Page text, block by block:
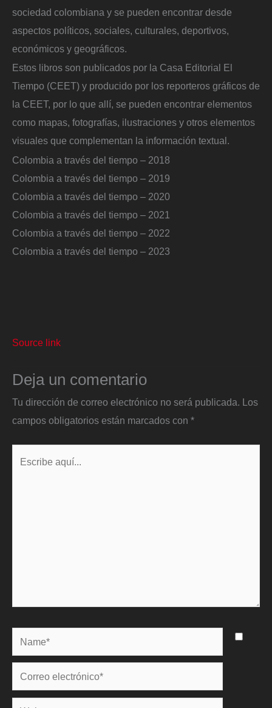
sociedad colombiana y se pueden encontrar desde
aspectos políticos, sociales, culturales, deportivos,
económicos y geográficos.
Estos libros son publicados por la Casa Editorial El
Tiempo (CEET) y producido por los reporteros gráficos de
la CEET, por lo que allí, se pueden encontrar elementos
como mapas, fotografías, ilustraciones y otros elementos
visuales que complementan la información textual.
Colombia a través del tiempo – 2018
Colombia a través del tiempo – 2019
Colombia a través del tiempo – 2020
Colombia a través del tiempo – 2021
Colombia a través del tiempo – 2022
Colombia a través del tiempo – 2023
Source link
Deja un comentario
Tu dirección de correo electrónico no será publicada.
Los
campos obligatorios están marcados con *
Name*
Correo
electrónico*